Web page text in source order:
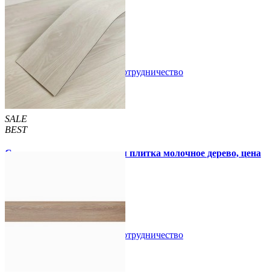
210 грн.
В закладки Сотрудничество
SALE
BEST
Самоклеящаяся виниловая плитка молочное дерево, цена
Сотрудничество